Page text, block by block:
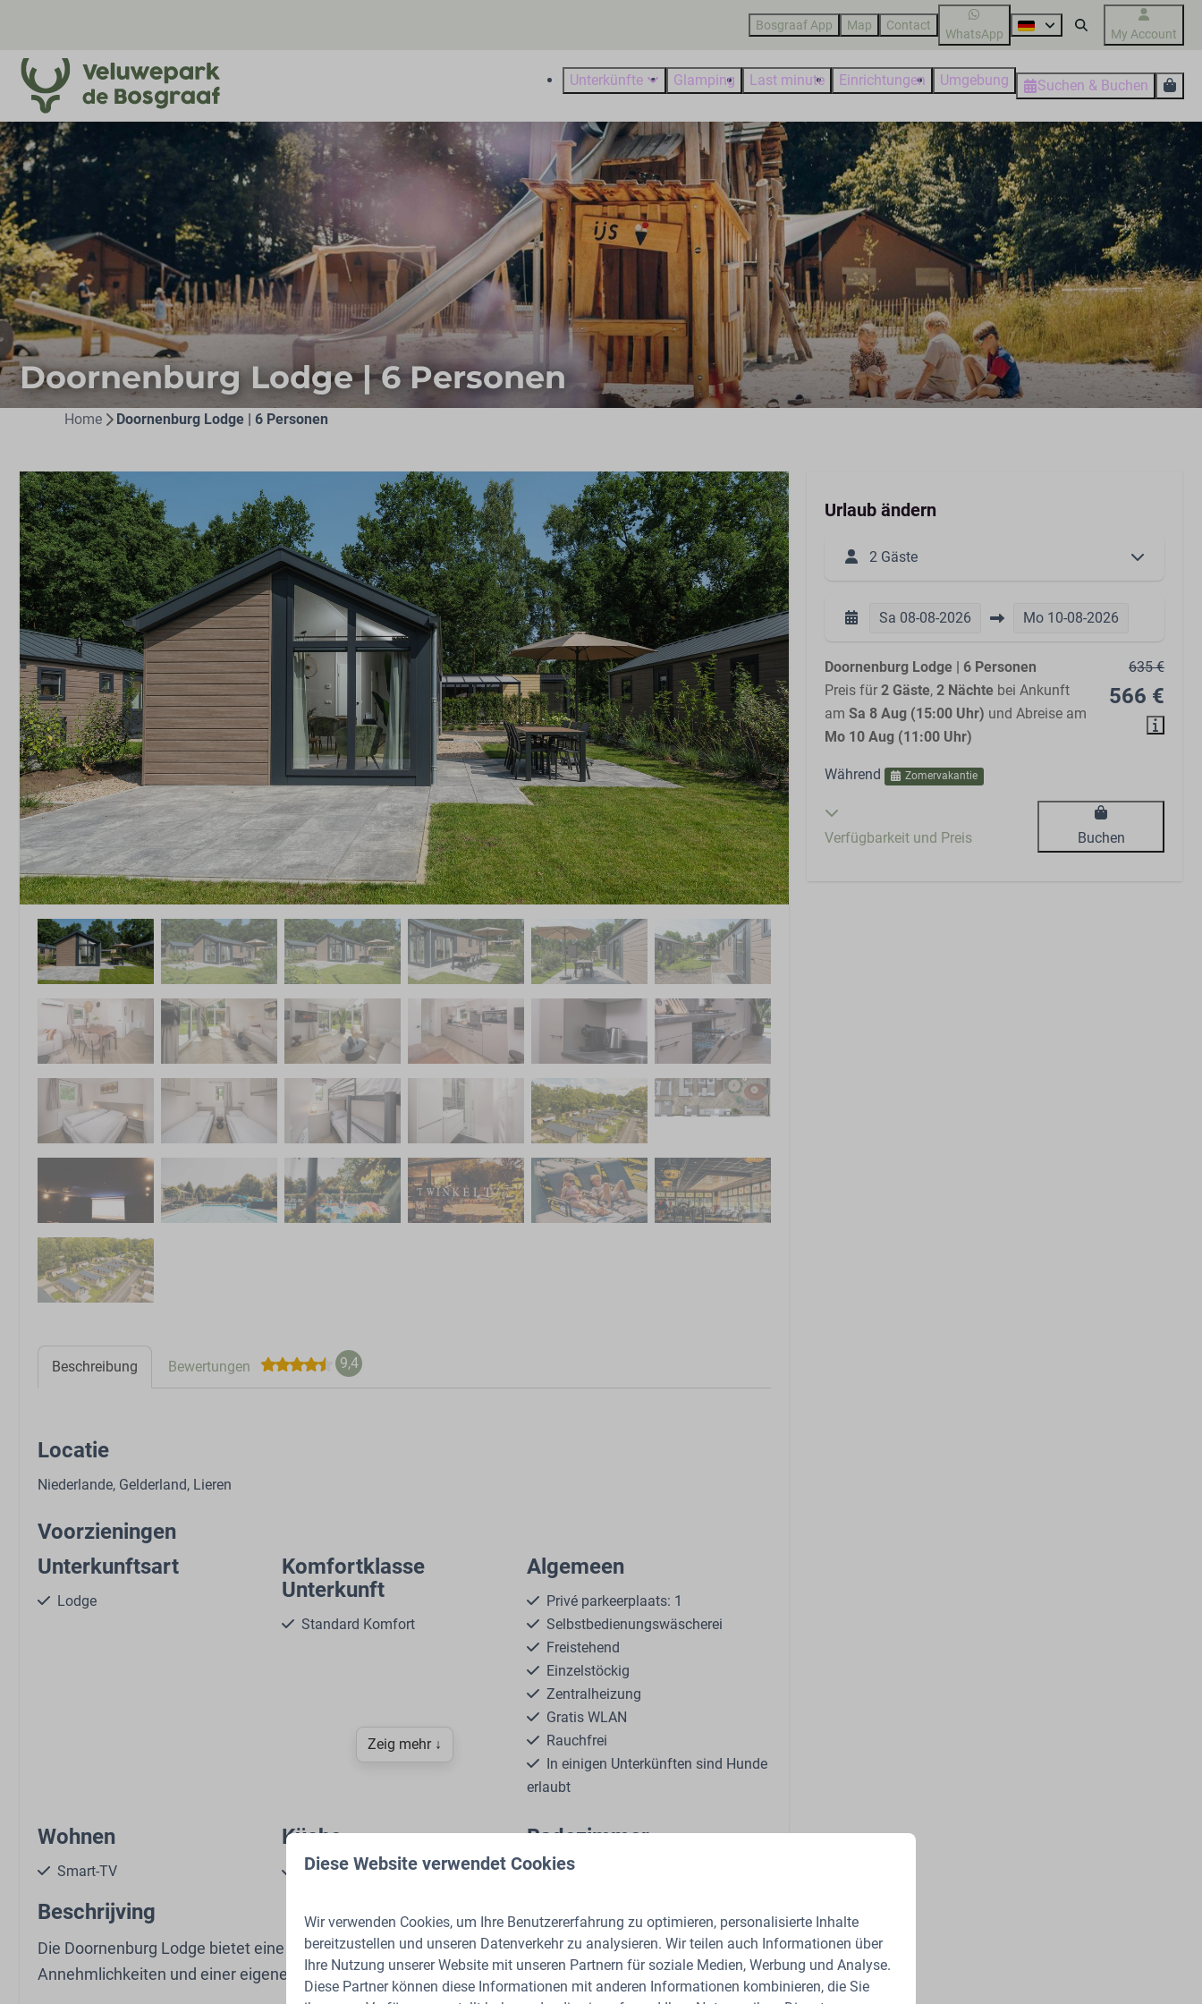
Bosgraaf App Map Contact
WhatsApp My Account
Unterkünfte Glamping Last minute Einrichtungen Umgebung Suchen & Buchen
Doornenburg Lodge | 6 Personen
Home Doornenburg Lodge | 6 Personen
Beschreibung Bewertungen 9,4
Locatie
Niederlande, Gelderland, Lieren
Voorzieningen
Unterkunftsart
Lodge
Komfortklasse
Unterkunft
Standard Komfort
Algemeen
Privé parkeerplaats: 1
Selbstbedienungswäscherei
Freistehend
Einzelstöckig
Zentralheizung
Gratis WLAN
Rauchfrei
In einigen Unterkünften sind Hunde
erlaubt
Wohnen
Smart-TV
Offene Küche
Küche
Kessel: Elektrischer Wasserkocher
Gasherd: 4-Brenner
Kühlschrank: Mit Gefrierfach
Esstisch
Geschirrspüler
Badezimmer
Anzahl der Badezimmer: 1
Dusche
Toilette
Zeig mehr ↓
Beschrijving
Die Doornenburg Lodge bietet eine komfortable Ferienunterkunft für 6 Personen mit modernen
Annehmlichkeiten und einer eigenen Terrasse in der Veluwe.
Urlaub ändern
2 Gäste
Sa 08-08-2026 Mo 10-08-2026
635 €
566 €
Doornenburg Lodge | 6 Personen
Preis für 2 Gäste, 2 Nächte bei Ankunft
am Sa 8 Aug (15:00 Uhr) und Abreise am
Mo 10 Aug (11:00 Uhr)
Während Zomervakantie
Verfügbarkeit und Preis Buchen
Diese Website verwendet Cookies
Wir verwenden Cookies, um Ihre Benutzererfahrung zu optimieren, personalisierte Inhalte
bereitzustellen und unseren Datenverkehr zu analysieren. Wir teilen auch Informationen über
Ihre Nutzung unserer Website mit unseren Partnern für soziale Medien, Werbung und Analyse.
Diese Partner können diese Informationen mit anderen Informationen kombinieren, die Sie